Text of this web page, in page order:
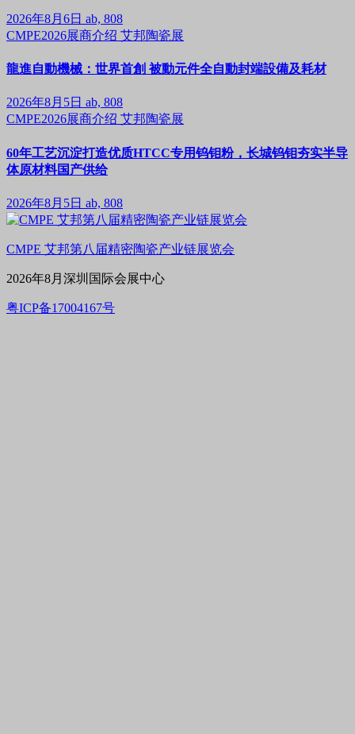
2026年8月6日 ab, 808
CMPE2026展商介绍 艾邦陶瓷展
龍進自動機械：世界首創 被動元件全自動封端設備及耗材
2026年8月5日 ab, 808
CMPE2026展商介绍 艾邦陶瓷展
60年工艺沉淀打造优质HTCC专用钨钼粉，长城钨钼夯实半导
体原材料国产供给
2026年8月5日 ab, 808
CMPE 艾邦第八届精密陶瓷产业链展览会
2026年8月深圳国际会展中心
粤ICP备17004167号